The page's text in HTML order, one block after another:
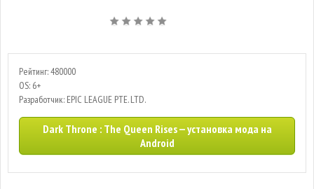
Рейтинг: 480000
OS: 6+
Разработчик: EPIC LEAGUE PTE. LTD.
Dark Throne : The Queen Rises — установка мода на
Android